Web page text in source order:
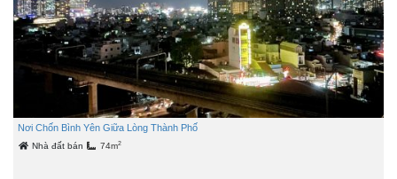
Nơi Chốn Bình Yên Giữa Lòng Thành Phố
Nhà đất bán 74m2